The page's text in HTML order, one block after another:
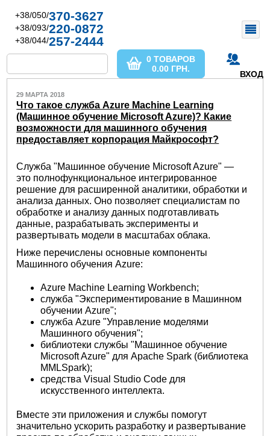
+38/050/370-3627
+38/093/220-0872
+38/044/257-2444
ВХОД
0 ТОВАРОВ
0.00 ГРН.
29 МАРТА 2018
Что такое служба Azure Machine Learning
(Машинное обучение Microsoft Azure)? Какие
возможности для машинного обучения
предоставляет корпорация Майкрософт?
Служба "Машинное обучение Microsoft Azure" —
это полнофункциональное интегрированное
решение для расширенной аналитики, обработки и
анализа данных. Оно позволяет специалистам по
обработке и анализу данных подготавливать
данные, разрабатывать эксперименты и
развертывать модели в масштабах облака.
Ниже перечислены основные компоненты
Машинного обучения Azure:
Azure Machine Learning Workbench;
служба "Экспериментирование в Машинном
обучении Azure";
служба Azure "Управление моделями
Машинного обучения";
библиотеки службы "Машинное обучение
Microsoft Azure" для Apache Spark (библиотека
MMLSpark);
средства Visual Studio Code для
искусственного интеллекта.
Вместе эти приложения и службы помогут
значительно ускорить разработку и развертывание